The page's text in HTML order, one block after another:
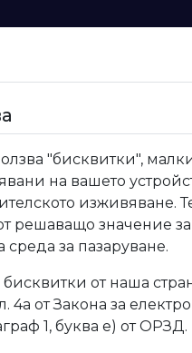
"бисквитки",
на вашето
изживяване.
решаващо значение
за пазаруване.
от наша
4а от Закона за
1, буква е) от ОРЗД.